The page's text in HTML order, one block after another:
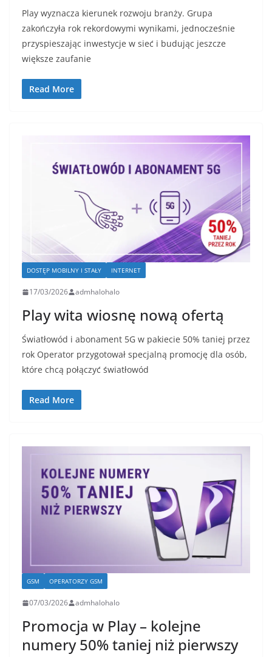
Play wyznacza kierunek rozwoju branży. Grupa
zakończyła rok rekordowymi wynikami, jednocześnie
przyspieszając inwestycje w sieć i budując jeszcze
większe zaufanie
Read More
DOSTĘP MOBILNY I STAŁY INTERNET
17/03/2026 admhalohalo
Play wita wiosnę nową ofertą
Światłowód i abonament 5G w pakiecie 50% taniej przez
rok Operator przygotował specjalną promocję dla osób,
które chcą połączyć światłowód
Read More
GSM OPERATORZY GSM
07/03/2026 admhalohalo
Promocja w Play – kolejne
numery 50% taniej niż pierwszy